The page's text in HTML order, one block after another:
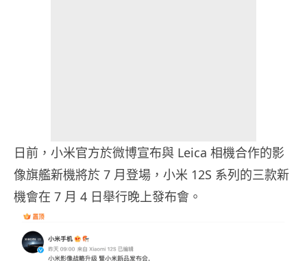
日前，小米官方於微博宣布與 Leica 相機合作的影
像旗艦新機將於 7 月登場，小米 12S 系列的三款新
機會在 7 月 4 日舉行晚上發布會。